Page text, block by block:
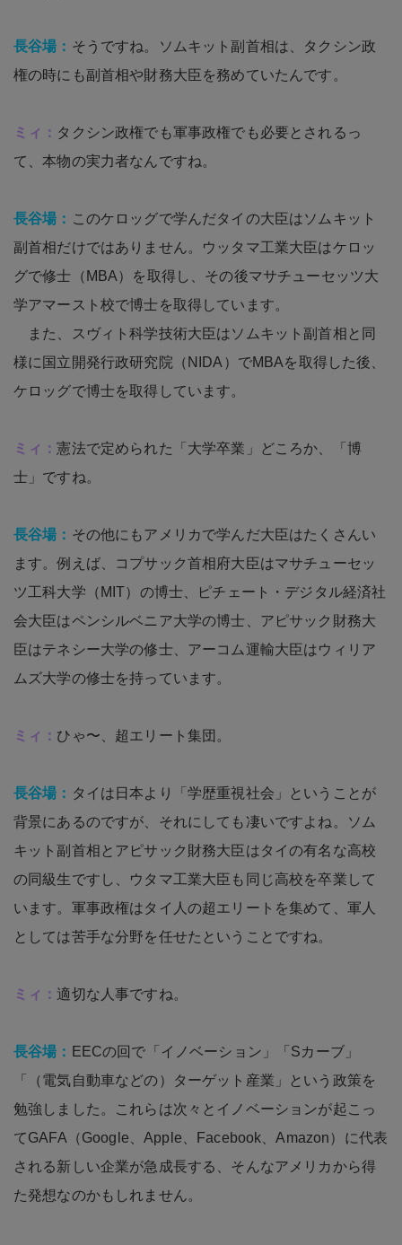
長谷場： そうですね。ソムキット副首相は、タクシン政
権の時にも副首相や財務大臣を務めていたんです。
ミィ： タクシン政権でも軍事政権でも必要とされるっ
て、本物の実力者なんですね。
長谷場： このケロッグで学んだタイの大臣はソムキット
副首相だけではありません。ウッタマ工業大臣はケロッ
グで修士（MBA）を取得し、その後マサチューセッツ大
学アマースト校で博士を取得しています。
また、スヴィト科学技術大臣はソムキット副首相と同
様に国立開発行政研究院（NIDA）でMBAを取得した後、
ケロッグで博士を取得しています。
ミィ：憲法で定められた「大学卒業」どころか、「博
士」ですね。
長谷場： その他にもアメリカで学んだ大臣はたくさんい
ます。例えば、コプサック首相府大臣はマサチューセッ
ツ工科大学（MIT）の博士、ピチェート・デジタル経済社
会大臣はペンシルベニア大学の博士、アピサック財務大
臣はテネシー大学の修士、アーコム運輸大臣はウィリア
ムズ大学の修士を持っています。
ミィ： ひゃ〜、超エリート集団。
長谷場： タイは日本より「学歴重視社会」ということが
背景にあるのですが、それにしても凄いですよね。ソム
キット副首相とアピサック財務大臣はタイの有名な高校
の同級生ですし、ウタマ工業大臣も同じ高校を卒業して
います。軍事政権はタイ人の超エリートを集めて、軍人
としては苦手な分野を任せたということですね。
ミィ： 適切な人事ですね。
長谷場： EECの回で「イノベーション」「Sカーブ」
「（電気自動車などの）ターゲット産業」という政策を
勉強しました。これらは次々とイノベーションが起こっ
てGAFA（Google、Apple、Facebook、Amazon）に代表
される新しい企業が急成長する、そんなアメリカから得
た発想なのかもしれません。